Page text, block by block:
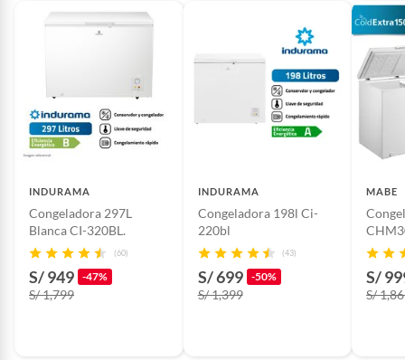
INDURAMA
Congeladora 297L
Blanca CI-320BL.
(60)
S/ 949 -47%
S/ 1,799
INDURAMA
Congeladora 198l Ci-
220bl
(43)
S/ 699 -50%
S/ 1,399
MABE
S/
S/